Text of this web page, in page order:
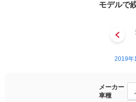
モデルで
2019年
メーカー
車種